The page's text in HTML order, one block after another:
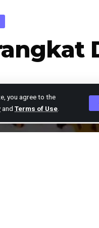
you agree to the
and Terms of Use